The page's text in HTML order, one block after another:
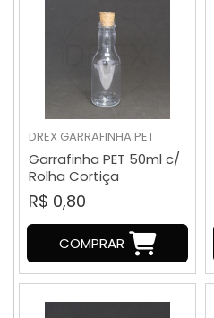
DREX GARRAFINHA PET
Garrafinha PET 50ml c/
Rolha Cortiça
R$ 0,80
COMPRAR